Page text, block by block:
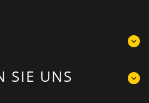
SIE UNS